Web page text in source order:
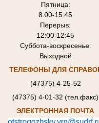
Пятница:
8:00-15:45
Перерыв:
12:00-12:45
Суббота-воскресенье:
Выходной
ТЕЛЕФОНЫ ДЛЯ
(47375) 4-25-52
(47375) 4-01-32 (тел.факс)
ЭЛЕКТРОННАЯ ПОЧТА